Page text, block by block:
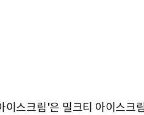
이스크림'은 밀크티 아이스크